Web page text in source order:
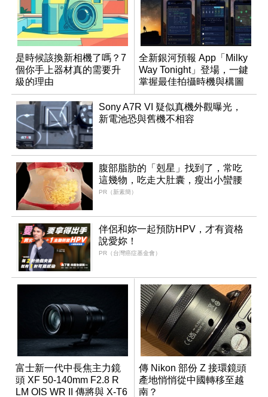
是時候該換新相機了嗎？7
個你手上器材真的需要升
級的理由
全新銀河預報 App「Milky
Way Tonight」登場，一鍵
掌握最佳拍攝時機與構圖
Sony A7R VI 疑似真機外觀曝光，
新電池恐與舊機不相容
腹部脂肪的「剋星」找到了，常吃
這幾物，吃走大肚囊，瘦出小蠻腰
PR（新素簡）
伴侶和妳一起預防HPV，才有資格
說愛妳！
PR（台灣癌症基金會）
富士新一代中長焦主力鏡
頭 XF 50-140mm F2.8 R
LM OIS WR II 傳將與 X-T6
傳 Nikon 部份 Z 接環鏡頭
產地悄悄從中國轉移至越
南？